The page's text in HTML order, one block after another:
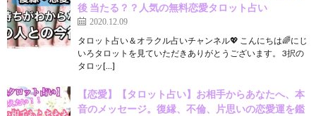
後 当たる？？人気の無料恋愛タロット占い
2020.12.09
タロット占い＆オラクル占いチャンネル💖 こんにちは🌈にじ
いろタロットを見ていただきありがとうございます。 3択の
タロッ[…]
【恋愛】【タロット占い】お相手からあなたへ、本
音のメッセージ。復縁、不倫、片思いの恋愛運を鑑